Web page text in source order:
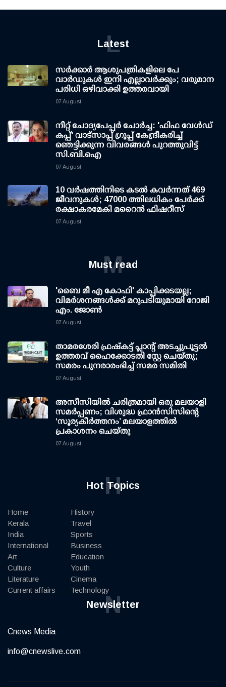
Latest
L
സര്‍ക്കാര്‍ ആശുപത്രികളിലെ പേ
വാര്‍ഡുകള്‍ ഇനി എല്ലാവര്‍ക്കും; വരുമാന
പരിധി ഒഴിവാക്കി ഉത്തരവായി
07 August
നീറ്റ് ചോദ്യപേപ്പര്‍ ചോര്‍ച്ച: 'ഫിഫ വേള്‍ഡ്
കപ്പ്' വാട്സാപ്പ് ഗ്രൂപ്പ് കേന്ദ്രീകരിച്ച്
ഞെട്ടിക്കുന്ന വിവരങ്ങള്‍ പുറത്തുവിട്ട്
സി.ബി.ഐ
07 August
10 വര്‍ഷത്തിനിടെ കടല്‍ കവര്‍ന്നത് 469
ജീവനുകള്‍; 47000 ത്തിലധികം പേര്‍ക്ക്
രക്ഷാകരമേകി മറൈന്‍ ഫിഷറീസ്
07 August
Must read
M
'ബൈ മീ എ കോഫി' കാപ്പിക്കടയല്ല;
വിമര്‍ശനങ്ങള്‍ക്ക് മറുപടിയുമായി റോജി
എം. ജോണ്‍
07 August
താമരശേരി ഫ്രഷ്കട്ട് പ്ലാന്റ് അടച്ചുപൂട്ടൽ
ഉത്തരവ് ഹൈക്കോടതി സ്റ്റേ ചെയ്തു;
സമരം പുനരാരംഭിച്ച് സമര സമിതി
07 August
അസീസിയിൽ ചരിത്രമായി ഒരു മലയാളി
സമർപ്പണം; വിശുദ്ധ ഫ്രാൻസിസിന്റെ
‘സൂര്യകീർത്തനം’ മലയാളത്തിൽ
പ്രകാശനം ചെയ്തു
07 August
Hot Topics
H
Home
Kerala
India
International
Art
Culture
Literature
Current affairs
History
Travel
Sports
Business
Education
Youth
Cinema
Technology
Newsletter
N
Cnews Media
info@cnewslive.com